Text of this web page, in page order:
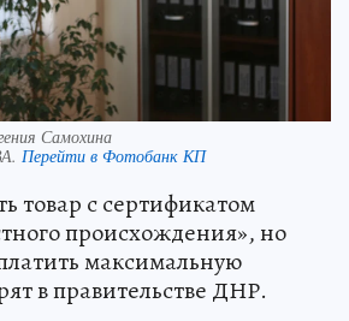
Самохина
Перейти в Фотобанк КП
товар с сертификатом
происхождения», но
максимальную
в правительстве ДНР.